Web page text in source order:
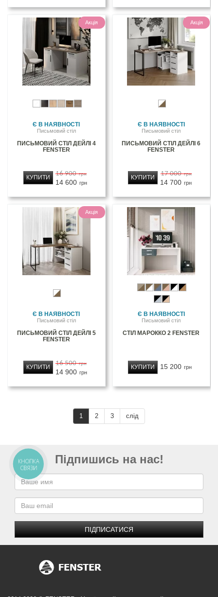
Акція
Є В НАЯВНОСТІ
Письмовий стіл
ПИСЬМОВИЙ СТІЛ ДЕЙЛІ 4
FENSTER
16 900 грн
14 600 грн
КУПИТИ
Акція
Є В НАЯВНОСТІ
Письмовий стіл
ПИСЬМОВИЙ СТІЛ ДЕЙЛІ 6
FENSTER
17 000 грн
14 700 грн
КУПИТИ
Акція
Є В НАЯВНОСТІ
Письмовий стіл
ПИСЬМОВИЙ СТІЛ ДЕЙЛІ 5
FENSTER
16 500 грн
14 900 грн
КУПИТИ
Є В НАЯВНОСТІ
Письмовий стіл
СТІЛ МАРОККО 2 FENSTER
15 200 грн
КУПИТИ
1 2 3 слід
Підпишись на нас!
ПІДПИСАТИСЯ
КНОПКА
СВЯЗИ